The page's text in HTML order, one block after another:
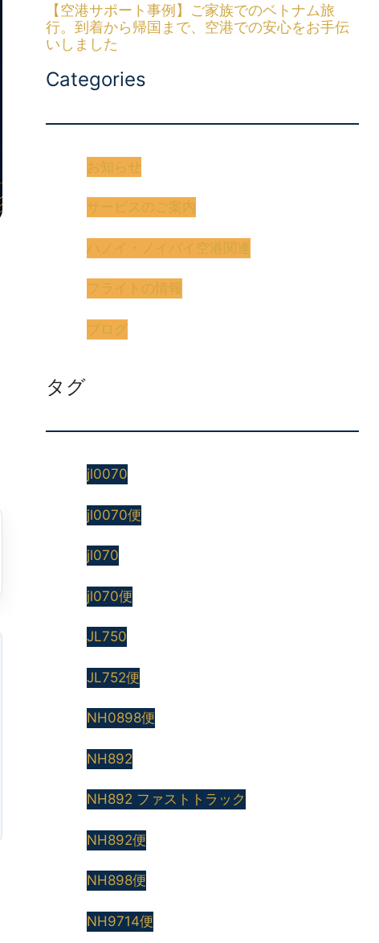
【空港サポート事例】ご家族でのベトナム旅
行。到着から帰国まで、空港での安心をお手伝
いしました
Categories
お知らせ
サービスのご案内
ハノイ・ノイバイ空港関連
フライトの情報
ブログ
タグ
jl0070
jl0070便
jl070
jl070便
JL750
JL752便
NH0898便
NH892
NH892 ファストトラック
NH892便
NH898便
NH9714便